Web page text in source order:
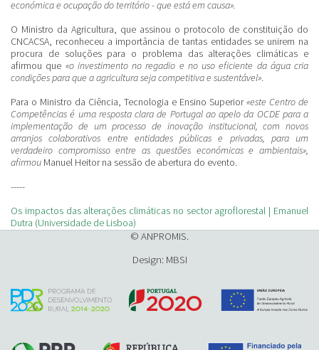
económica e ocupação do território - que está em causa».
O Ministro da Agricultura, que assinou o protocolo de constituição do
CNCACSA, reconheceu a importância de tantas entidades se unirem na
procura de soluções para o problema das alterações climáticas e
afirmou que «o investimento no regadio e no uso eficiente da água cria
condições para que a agricultura seja competitiva e sustentável».
Para o Ministro da Ciência, Tecnologia e Ensino Superior«este Centro de
Competências é uma resposta clara de Portugal ao apelo da OCDE para a
implementação de um processo de inovação institucional, com novos
arranjos colaborativos entre entidades públicas e privadas, para um
verdadeiro compromisso entre as questões económicas e ambientais»,
afirmou Manuel Heitor na sessão de abertura do evento.
-----
Os impactos das alterações climáticas no sector agroflorestal | Emanuel
Dutra (Universidade de Lisboa)
© ANPROMIS.
Design: MBSI